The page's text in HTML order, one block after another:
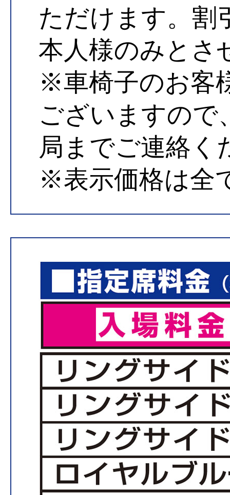
ただけます。割
本人様のみとさ
※車椅子のお客
ございますので
局までご連絡く
※表示価格は全